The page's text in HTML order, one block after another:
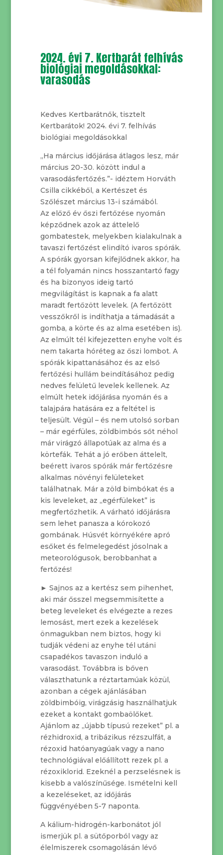
2024. évi 7. Kertbarát felhívás
biológiai megoldásokkal:
varasodás
Kedves Kertbarátnők, tisztelt
Kertbarátok! 2024. évi 7. felhívás
biológiai megoldásokkal
„Ha március időjárása átlagos lesz, már
március 20-30. között indul a
varasodásfertőzés.”- idéztem Horváth
Csilla cikkéből, a Kertészet és
Szőlészet március 13-i számából.
Az előző év őszi fertőzése nyomán
képződnek azok az áttelelő
gombatestek, melyekben kialakulnak a
tavaszi fertőzést elindító ivaros spórák.
A spórák gyorsan kifejlődnek akkor, ha
a tél folyamán nincs hosszantartó fagy
és ha bizonyos ideig tartó
megvilágítást is kapnak a fa alatt
maradt fertőzött levelek. (A fertőzött
vesszőkről is indíthatja a támadását a
gomba, a körte és az alma esetében is).
Az elmúlt tél kifejezetten enyhe volt és
nem takarta hóréteg az őszi lombot. A
spórák kipattanásához és az első
fertőzési hullám beindításához pedig
nedves felületű levelek kellenek. Az
elmúlt hetek időjárása nyomán és a
talajpára hatására ez a feltétel is
teljesült. Végül – és nem utolsó sorban
– már egérfüles, zöldbimbós sőt néhol
már virágzó állapotúak az alma és a
körtefák. Tehát a jó erőben áttelelt,
beérett ivaros spórák már fertőzésre
alkalmas növényi felületeket
találhatnak. Már a zöld bimbókat és a
kis leveleket, az „egérfüleket” is
megfertőzhetik. A várható időjárásra
sem lehet panasza a kórokozó
gombának. Húsvét környékére apró
esőket és felmelegedést jósolnak a
meteorológusok, berobbanhat a
fertőzés!
► Sajnos az a kertész sem pihenhet,
aki már ősszel megsemmisítette a
beteg leveleket és elvégezte a rezes
lemosást, mert ezek a kezelések
önmagukban nem biztos, hogy ki
tudják védeni az enyhe tél utáni
csapadékos tavaszon induló a
varasodást. Továbbra is bőven
választhatunk a réztartamúak közül,
azonban a cégek ajánlásában
zöldbimbóig, virágzásig használhatjuk
ezeket a kontakt gombaölőket.
Ajánlom az „újabb típusú rezeket” pl. a
rézhidroxid, a tribázikus rézszulfát, a
rézoxid hatóanyagúak vagy a nano
technológiával előállított rezek pl. a
rézoxiklorid. Ezeknél a perzselésnek is
kisebb a valószínűsége. Ismételni kell
a kezeléseket, az időjárás
függvényében 5-7 naponta.
A kálium-hidrogén-karbonátot jól
ismerjük pl. a sütőporból vagy az
élelmiszerek csomagolásán lévő